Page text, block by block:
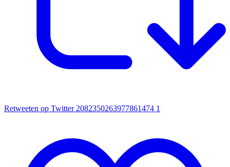
Retweeten op Twitter 2082350263977861474 1